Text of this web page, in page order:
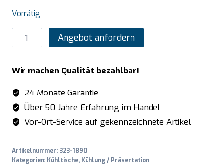
Vorrätig
SARO
2er
für
SNACK
Kühltische
Menge
Angebot anfordern
Wir machen Qualität bezahlbar!
24 Monate Garantie
Über 50 Jahre Erfahrung im Handel
Vor-Ort-Service auf gekennzeichnete Artikel
Artikelnummer: 323-1890
Kategorien: Kühltische, Kühlung / Präsentation